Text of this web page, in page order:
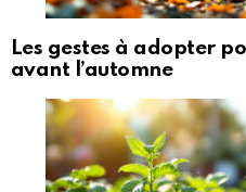
Les gestes à adopter
avant l’automne